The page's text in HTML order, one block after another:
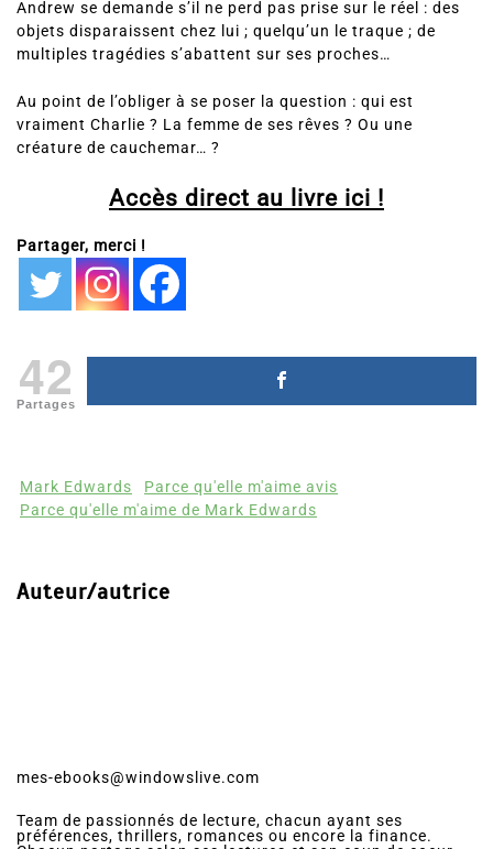
Andrew se demande s’il ne perd pas prise sur le réel : des
objets disparaissent chez lui ; quelqu’un le traque ; de
multiples tragédies s’abattent sur ses proches…
Au point de l’obliger à se poser la question : qui est
vraiment Charlie ? La femme de ses rêves ? Ou une
créature de cauchemar… ?
Accès direct au livre ici !
Partager, merci !
42
Partages
Mark Edwards
Parce qu'elle m'aime avis
Parce qu'elle m'aime de Mark Edwards
Auteur/autrice
mes-ebooks@windowslive.com
Team de passionnés de lecture, chacun ayant ses
préférences, thrillers, romances ou encore la finance.